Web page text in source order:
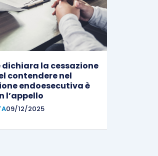
dichiara la cessazione
contendere nel
endoesecutiva è
l’appello
09/12/2025